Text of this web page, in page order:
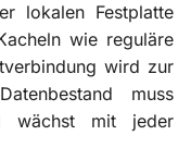
lokalen Festplatte
wie reguläre
wird zur
muss
wächst mit jeder